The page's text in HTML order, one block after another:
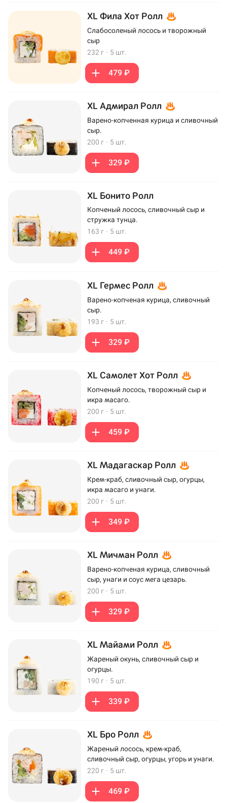
XL Фила Хот Ролл
Слабосоленый лосось и творожный
сыр
232 г · 5 шт.
479 ₽
XL Адмирал Ролл
Варено-копченная курица и сливочный
сыр.
200 г · 5 шт.
329 ₽
XL Бонито Ролл
Копченый лосось, сливочный сыр и
стружка тунца.
163 г · 5 шт.
449 ₽
XL Гермес Ролл
Варено-копченая курица, сливочный
сыр.
193 г · 5 шт.
329 ₽
XL Самолет Хот Ролл
Копченый лосось, творожный сыр и
икра масаго.
200 г · 5 шт.
459 ₽
XL Мадагаскар Ролл
Крем-краб, сливочный сыр, огурцы,
икра масаго и унаги.
200 г · 5 шт.
349 ₽
XL Мичман Ролл
Варено-копченая курица, сливочный
сыр, унаги и соус мега цезарь.
200 г · 5 шт.
329 ₽
XL Майами Ролл
Жареный окунь, сливочный сыр и
огурцы.
190 г · 5 шт.
339 ₽
XL Бро Ролл
Жареный лосось, крем-краб,
сливочный сыр, огурцы, угорь и унаги.
220 г · 5 шт.
469 ₽